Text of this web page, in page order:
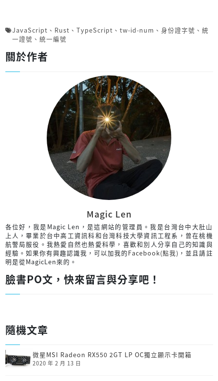
JavaScript 、 Rust 、 TypeScript 、 tw-id-num 、 身份證字號 、 統
一證號 、 統一編號
關於作者
Magic Len
各位好，我是Magic Len，是這網站的管理員。我是台灣台中大肚山
上人，畢業於台中高工資訊科和台灣科技大學資訊工程系，曾在桃機
航警局服役。我熱愛自然也熱愛科學，喜歡和別人分享自己的知識與
經驗。如果你有興趣認識我，可以加我的Facebook(點我) ，並且請註
明是從MagicLen來的。
臉書PO文，快來留言與分享吧！
隨機文章
微星MSI Radeon RX550 2GT LP OC獨立顯示卡開箱
2020 年 2 月 13 日